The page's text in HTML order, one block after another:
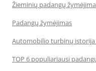
Žieminių padangų
Padangų žymėjimas
Automobilio turbinų
TOP 6 populiariausi